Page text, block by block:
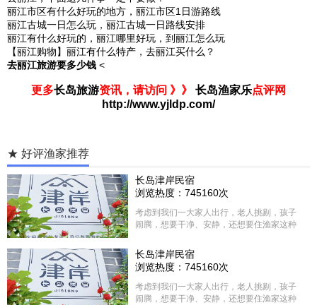
丽江市区有什么好玩的地方，丽江市区1日游路线
丽江古城一日怎么玩，丽江古城一日路线安排
丽江有什么好玩的，丽江哪里好玩，到丽江怎么玩
【丽江购物】丽江有什么特产，去丽江买什么？
去丽江旅游要多少钱 <
更多长岛旅游资讯，请访问 》》 长岛渔家乐点评网
http://www.yjldp.com/
★ 好评渔家推荐
长岛津岸民宿
浏览热度：745160次
考虑到我们一大家人出行，老人挑剔，孩子
闹腾，想要干净、安静，还想要住渔家这种
选择津岸民宿，实际体验客房很干净，饭菜
方面家里老人也很满意，整体饭菜给搭配的
很好，每顿饭也不重样的，海鲜确实是非常
的新鲜呢，另外值得一提的是，他家的海菜
包子非常好吃。 其实长岛可选的酒店、民宿
长岛津岸民宿
浏览热度：745160次
考虑到我们一大家人出行，老人挑剔，孩子
闹腾，想要干净、安静，还想要住渔家这种